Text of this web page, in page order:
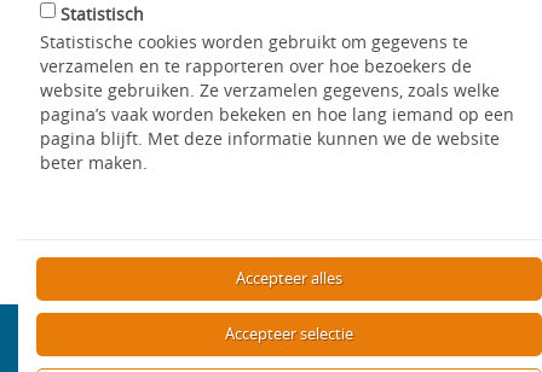
Statistisch
Statistische cookies worden gebruikt om gegevens te
verzamelen en te rapporteren over hoe bezoekers de
website gebruiken. Ze verzamelen gegevens, zoals welke
pagina’s vaak worden bekeken en hoe lang iemand op een
pagina blijft. Met deze informatie kunnen we de website
beter maken.
Accepteer alles
Accepteer selectie
oudere versie gebruikt. Wij raden u aan uw browser bij te
werken.
Delen
Aanbod